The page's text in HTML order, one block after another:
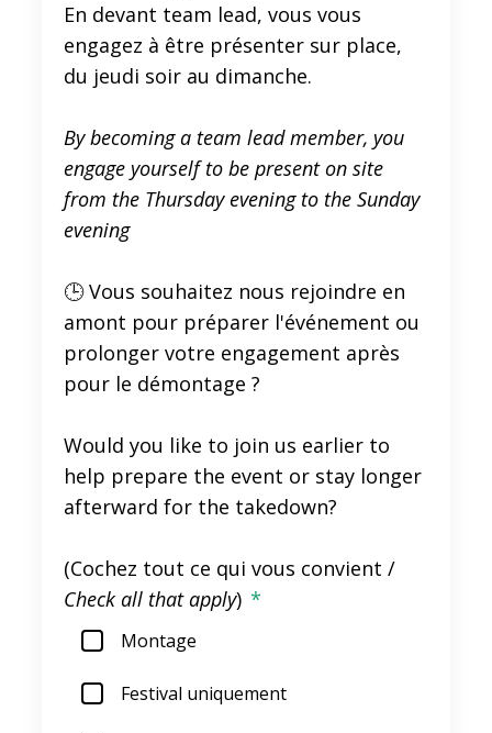
En devant team lead, vous vous
engagez à être présenter sur place,
du jeudi soir au dimanche.
By becoming a team lead member, you
engage yourself to be present on site
from the Thursday evening to the Sunday
evening
🕒 Vous souhaitez nous rejoindre en
amont pour préparer l'événement ou
prolonger votre engagement après
pour le démontage ?
Would you like to join us earlier to
help prepare the event or stay longer
afterward for the takedown?
(Cochez tout ce qui vous convient /
Check all that apply) *
Montage
Festival uniquement